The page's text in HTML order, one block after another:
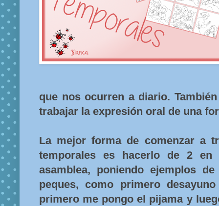
que nos ocurren a diario.
trabajar la expresión oral de una
La mejor forma de comenzar a
temporales es hacerlo de 2 en
asamblea, poniendo ejemplos
peques, como primero
primero me pongo el pijama y